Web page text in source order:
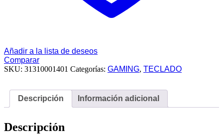
Añadir a la lista de deseos
Comparar
SKU: 31310001401 Categorías: GAMING, TECLADO
Descripción Información adicional
Descripción